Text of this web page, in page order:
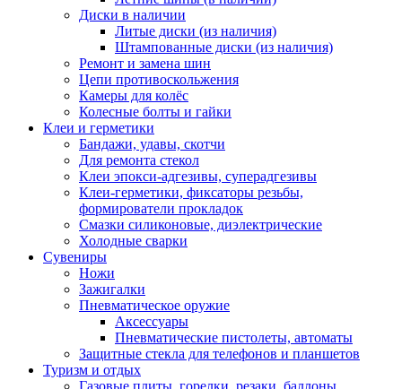
Диски в наличии
Литые диски (из наличия)
Штампованные диски (из наличия)
Ремонт и замена шин
Цепи противоскольжения
Камеры для колёс
Колесные болты и гайки
Клеи и герметики
Бандажи, удавы, скотчи
Для ремонта стекол
Клеи эпокси-адгезивы, суперадгезивы
Клеи-герметики, фиксаторы резьбы,
формирователи прокладок
Смазки силиконовые, диэлектрические
Холодные сварки
Сувениры
Ножи
Зажигалки
Пневматическое оружие
Аксессуары
Пневматические пистолеты, автоматы
Защитные стекла для телефонов и планшетов
Туризм и отдых
Газовые плиты, горелки, резаки, баллоны